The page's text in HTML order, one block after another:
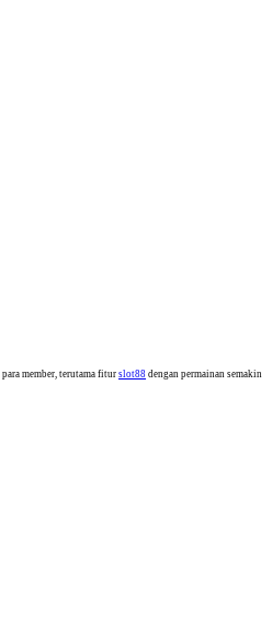
member, terutama fitur slot88 dengan permainan semakin